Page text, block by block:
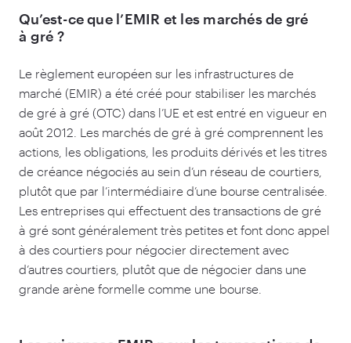
Qu’est-ce que l’EMIR et les marchés de gré
à gré ?
Le règlement européen sur les infrastructures de
marché (EMIR) a été créé pour stabiliser les marchés
de gré à gré (OTC) dans l’UE et est entré en vigueur en
août 2012 . Les marchés de gré à gré comprennent les
actions, les obligations, les produits dérivés et les titres
de créance négociés au sein d’un réseau de courtiers,
plutôt que par l’intermédiaire d’une bourse centralisée.
Les entreprises qui effectuent des transactions de gré
à gré sont généralement très petites et font donc appel
à des courtiers pour négocier directement avec
d’autres courtiers, plutôt que de négocier dans une
grande arène formelle comme une bourse.